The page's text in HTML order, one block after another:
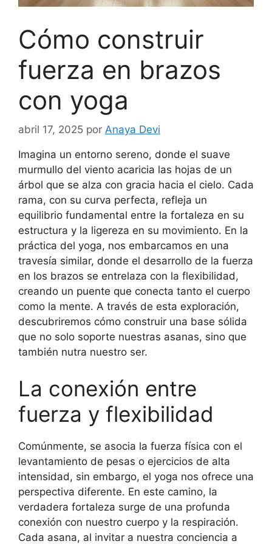
Cómo construir
fuerza en brazos
con yoga
abril 17, 2025 por Anaya Devi
Imagina un entorno sereno, donde el suave
murmullo del viento acaricia las hojas de un
árbol que se alza con gracia hacia el cielo. Cada
rama, con su curva perfecta, refleja un
equilibrio fundamental entre la fortaleza en su
estructura y la ligereza en su movimiento. En la
práctica del yoga, nos embarcamos en una
travesía similar, donde el desarrollo de la fuerza
en los brazos se entrelaza con la flexibilidad,
creando un puente que conecta tanto el cuerpo
como la mente. A través de esta exploración,
descubriremos cómo construir una base sólida
que no solo soporte nuestras asanas, sino que
también nutra nuestro ser.
La conexión entre
fuerza y flexibilidad
Comúnmente, se asocia la fuerza física con el
levantamiento de pesas o ejercicios de alta
intensidad, sin embargo, el yoga nos ofrece una
perspectiva diferente. En este camino, la
verdadera fortaleza surge de una profunda
conexión con nuestro cuerpo y la respiración.
Cada asana, al invitar a nuestra conciencia a